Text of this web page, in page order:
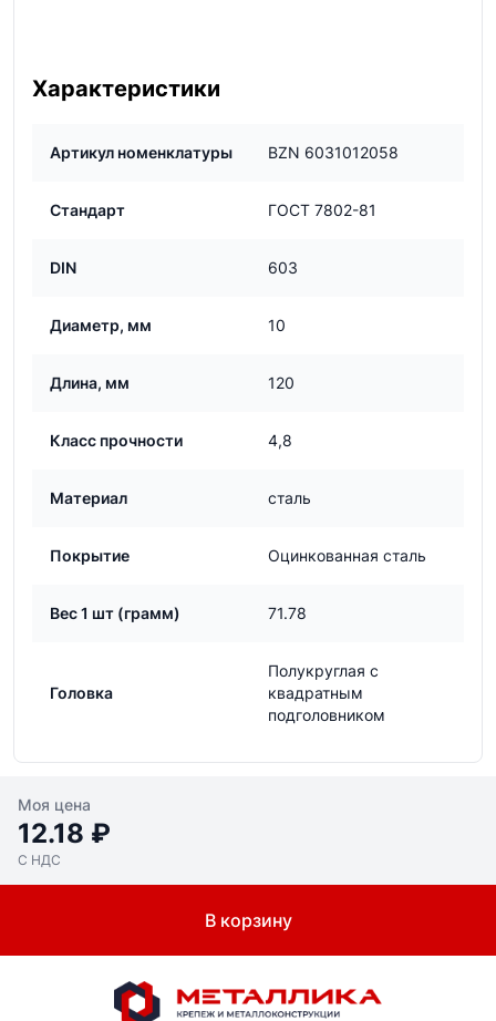
Характеристики
Артикул номенклатуры BZN 6031012058
Стандарт ГОСТ 7802-81
DIN 603
Диаметр, мм 10
Длина, мм 120
Класс прочности 4,8
Материал сталь
Покрытие Оцинкованная сталь
Вес 1 шт (грамм) 71.78
Головка
Полукруглая с
квадратным
подголовником
Моя цена
12.18 ₽
С НДС
В корзину